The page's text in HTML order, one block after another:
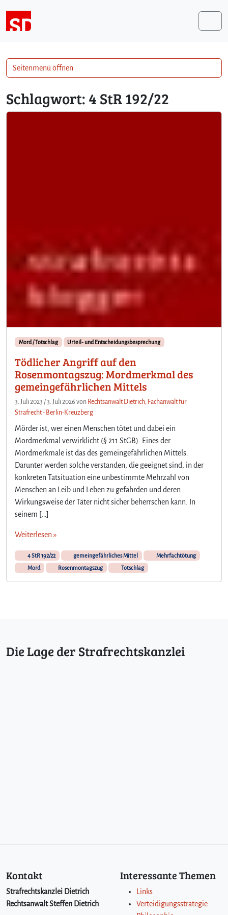
Schlagwort: 4 StR 192/22
Mord / Totschlag Urteil- und Entscheidungsbesprechung
Tödlicher Angriff auf den
Rosenmontagszug: Mordmerkmal des
gemeingefährlichen Mittels
3. Juli 2023 /3. Juli 2026 von Rechtsanwalt Dietrich, Fachanwalt für
Strafrecht - Berlin-Kreuzberg
Mörder ist, wer einen Menschen tötet und dabei ein
Mordmerkmal verwirklicht (§ 211 StGB). Eines der
Mordmerkmale ist das des gemeingefährlichen Mittels.
Darunter werden solche verstanden, die geeignet sind, in der
konkreten Tatsituation eine unbestimmte Mehrzahl von
Menschen an Leib und Leben zu gefährden und deren
Wirkungsweise der Täter nicht sicher beherrschen kann. In
seinem […]
Weiterlesen »
4 StR 192/22 gemeingefährliches Mittel
Mehrfachtötung
Mord
Rosenmontagszug Totschlag
Seitenmenü öffnen
Die Lage der Strafrechtskanzlei
Kontakt
Strafrechtskanzlei Dietrich
Rechtsanwalt Steffen Dietrich
Interessante Themen
Links
Verteidigungsstrategie